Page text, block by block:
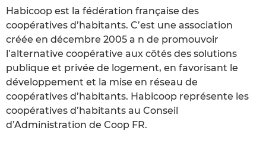
Habicoop est la fédération française des
coopératives d’habitants. C’est une association
créée en décembre 2005 a n de promouvoir
l’alternative coopérative aux côtés des solutions
publique et privée de logement, en favorisant le
développement et la mise en réseau de
coopératives d’habitants. Habicoop représente les
coopératives d’habitants au Conseil
d’Administration de Coop FR.